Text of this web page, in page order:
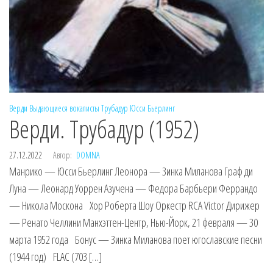
Верди Выдающиеся вокалисты Трубадур Юсси Бьерлинг
Верди. Трубадур (1952)
27.12.2022 Автор: DOMNA
Манрико — Юсси Бьерлинг Леонора — Зинка Миланова Граф ди
Луна — Леонард Уоррен Азучена — Федора Барбьери Феррандо
— Никола Москона Хор Роберта Шоу Оркестр RCA Victor Дирижер
— Ренато Челлини Манхэттен-Центр, Нью-Йорк, 21 февраля — 30
марта 1952 года Бонус — Зинка Миланова поет югославские песни
(1944 год) FLAC (703 […]